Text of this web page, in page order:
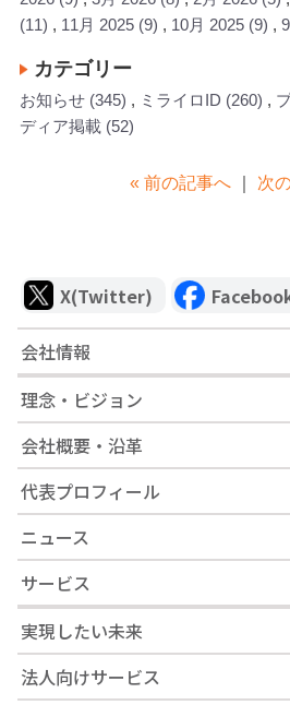
(11)
11月 2025 (9) 10月 2025 (9)
カテゴリー
お知らせ (345) ミライロID (260)
ディア掲載 (52)
« 前の記事へ 次
X(Twitter)
会社情報
理念・ビジョン
会社概要・沿革
代表プロフィール
ニュース
サービス
実現したい未来
法人向けサービス